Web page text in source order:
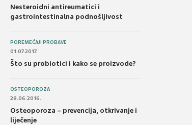
Nesteroidni antireumatici i
gastrointestinalna podnošljivost
POREMEĆAJI PROBAVE
01.07.2017.
Što su probiotici i kako se proizvode?
OSTEOPOROZA
28.06.2016.
Osteoporoza – prevencija, otkrivanje i
liječenje